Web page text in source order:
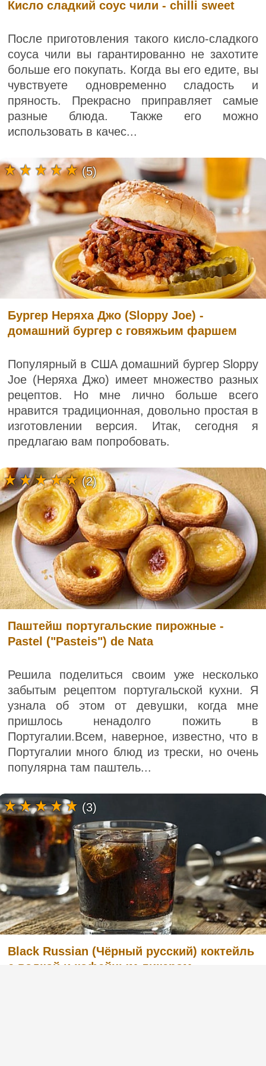
Кисло сладкий соус чили - chilli sweet
После приготовления такого кисло-сладкого
соуса чили вы гарантированно не захотите
больше его покупать. Когда вы его едите, вы
чувствуете одновременно сладость и
пряность. Прекрасно приправляет самые
разные блюда. Также его можно
использовать в качес...
Бургер Неряха Джо (Sloppy Joe) -
домашний бургер с говяжьим фаршем
Популярный в США домашний бургер Sloppy
Joe (Неряха Джо) имеет множество разных
рецептов. Но мне лично больше всего
нравится традиционная, довольно простая в
изготовлении версия. Итак, сегодня я
предлагаю вам попробовать.
(5)
Паштейш португальские пирожные -
Pastel ("Pasteis") de Nata
Решила поделиться своим уже несколько
забытым рецептом португальской кухни. Я
узнала об этом от девушки, когда мне
пришлось ненадолго пожить в
Португалии.Всем, наверное, известно, что в
Португалии много блюд из трески, но очень
популярна там паштель...
(2)
Black Russian (Чёрный русский) коктейль
с водкой и кофейным ликером
(3)